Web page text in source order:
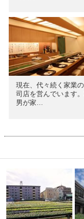
現在、代々続く家業
司店を営んでいます
男が家…